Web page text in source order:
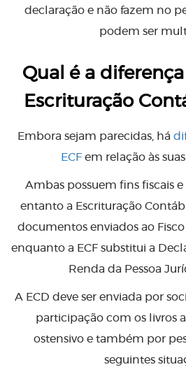
declaração e não fazem no
podem ser
Qual é a
Escrituração
Embora sejam parecidas, há
ECFem relação às
Ambas possuem fins fiscais
entanto a Escrituração
documentos enviados ao Fisco
enquanto a ECF substitui a
Renda da Pessoa
A ECD deve ser enviada por
participação com os livros
ostensivo e também por
seguintes